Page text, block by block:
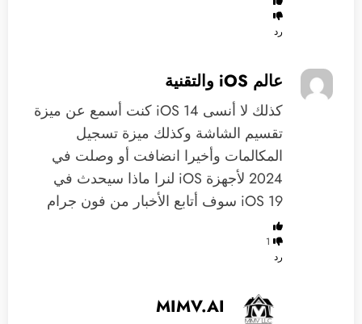
رد
عالم iOS والتقنية
‏كذلك لا أنسى iOS 14 كنت أسمع عن ميزة
تقسيم الشاشة وكذلك ميزة تسجيل
المكالمات وأخيرا انضافت أو وصلت في
2024 لأجهزة iOS لنرا ماذا سيحدث في
iOS 19 سوف أتابع الأخبار من فون جرام
1
رد
MIMV.AI